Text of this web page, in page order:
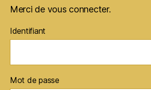
Merci de vous connecter.
Identifiant
Mot de passe